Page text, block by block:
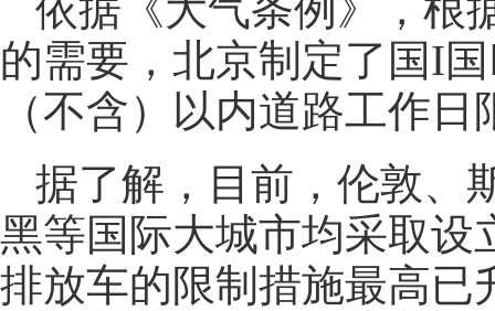
的需要，北京制定了国I
（不含）以内道路工作
据了解，目前，伦敦、
黑等国际大城市均采取设
排放车的限制措施最高已